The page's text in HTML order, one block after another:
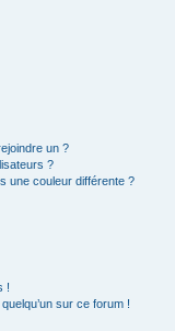
un ?
?
une couleur différente ?
!
sur ce forum !